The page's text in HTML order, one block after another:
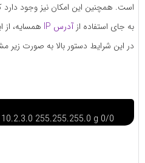
به جای استفاده از آدرس IP
همسایه، از
در این شرایط دستور بالا به صورت
255.255.255.0 g 0/0